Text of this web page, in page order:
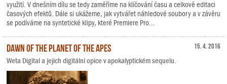
využití. V dnešním dílu se tedy zaměříme na klíčování času a celkově editaci
časových efektů. Dále si ukážeme, jak vytvářet náhledové soubory a v závěru
se podíváme na syntetické klipy, které Premiere Pro...
15. 4. 2016
Dawn of the Planet of the Apes
Weta Digital a jejich digitální opice v apokalyptickém sequelu.